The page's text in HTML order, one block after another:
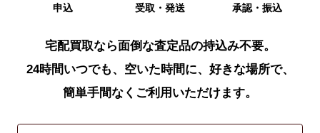
申込 受取・発送 承認・振込
宅配買取なら面倒な査定品の持込み不要。
24時間いつでも、空いた時間に、好きな場所で、
簡単手間なくご利用いただけます。